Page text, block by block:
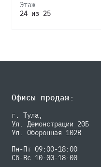
Этаж
24 из 25
Офисы продаж:
г. Тула,
Ул. Демонстрации 20Б
Ул. Оборонная 102В
Пн-Пт 09:00-18:00
Сб-Вс 10:00-18:00